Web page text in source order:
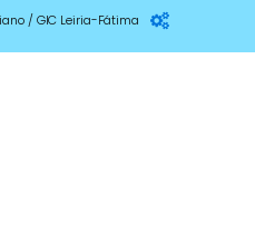
/ GIC Leiria-Fátima